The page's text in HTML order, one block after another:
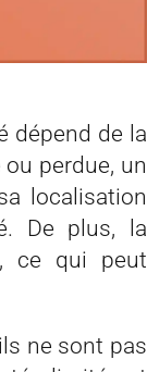
dépend de la
perdue, un
localisation
De plus, la
ce qui peut
ne sont pas